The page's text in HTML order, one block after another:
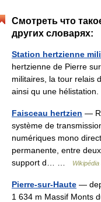
Смотреть что
других словарях:
Station hertzienne
hertzienne de Pierre
militaires, la tour relais
ainsi qu une
Faisceau hertzien —
système de
numériques mono
permanente, entre
support d… …
Pierre-sur-Haute —
1 634 m Massif Monts